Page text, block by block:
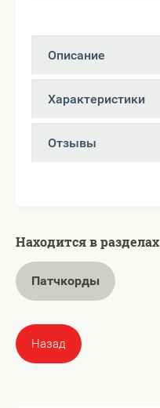
Описание
Характеристики
Отзывы
Находится в разделах
Патчкорды
Назад